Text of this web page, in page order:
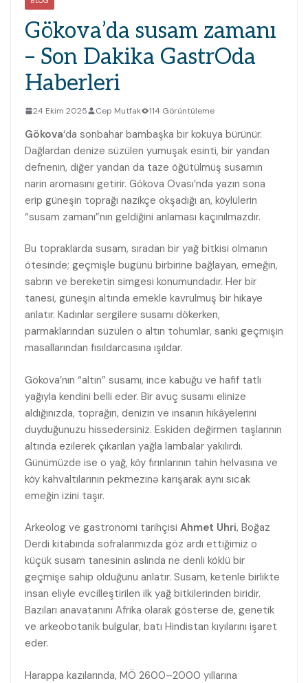
Gökova’da susam zamanı
– Son Dakika GastrOda
Haberleri
24 Ekim 2025 Cep Mutfak 114 Görüntüleme
Gökova‘da sonbahar bambaşka bir kokuya bürünür.
Dağlardan denize süzülen yumuşak esinti, bir yandan
defnenin, diğer yandan da taze öğütülmüş susamın
narin aromasını getirir. Gökova Ovası’nda yazın sona
erip güneşin toprağı nazikçe okşadığı an, köylülerin
“susam zamanı”nın geldiğini anlaması kaçınılmazdır.
Bu topraklarda susam, sıradan bir yağ bitkisi olmanın
ötesinde; geçmişle bugünü birbirine bağlayan, emeğin,
sabrın ve bereketin simgesi konumundadır. Her bir
tanesi, güneşin altında emekle kavrulmuş bir hikaye
anlatır. Kadınlar sergilere susamı dökerken,
parmaklarından süzülen o altın tohumlar, sanki geçmişin
masallarından fısıldarcasına ışıldar.
Gökova’nın “altın” susamı, ince kabuğu ve hafif tatlı
yağıyla kendini belli eder. Bir avuç susamı elinize
aldığınızda, toprağın, denizin ve insanın hikâyelerini
duyduğunuzu hissedersiniz. Eskiden değirmen taşlarının
altında ezilerek çıkarılan yağla lambalar yakılırdı.
Günümüzde ise o yağ, köy fırınlarının tahin helvasına ve
köy kahvaltılarının pekmezinə karışarak aynı sıcak
emeğin izini taşır.
Arkeolog ve gastronomi tarihçisi Ahmet Uhri, Boğaz
Derdi kitabında sofralarımızda göz ardı ettiğimiz o
küçük susam tanesinin aslında ne denli köklü bir
geçmişe sahip olduğunu anlatır. Susam, ketenle birlikte
insan eliyle evcilleştirilen ilk yağ bitkilerinden biridir.
Bazıları anavatanını Afrika olarak gösterse de, genetik
ve arkeobotanik bulgular, batı Hindistan kıyılarını işaret
eder.
Harappa kazılarında, MÖ 2600–2000 yıllarına